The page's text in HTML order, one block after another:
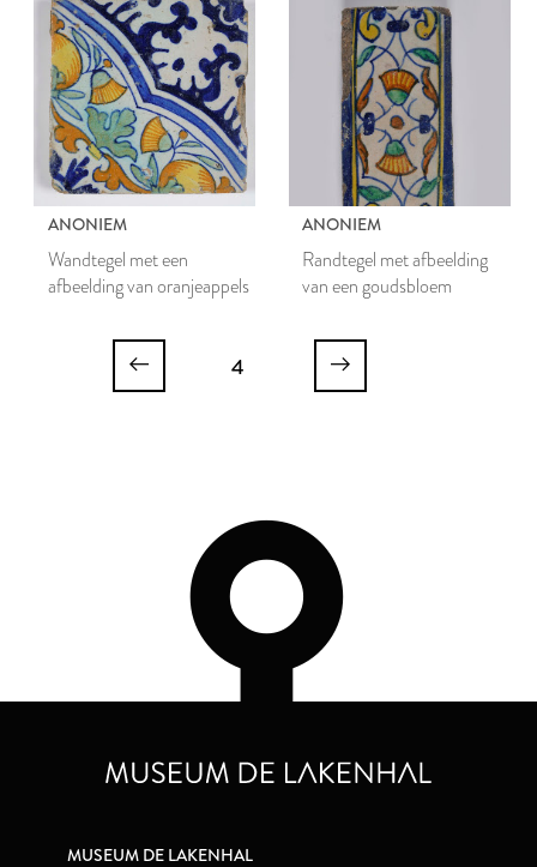
ANONIEM
Wandtegel met een
afbeelding van oranjeappels
ANONIEM
Randtegel met afbeelding
van een goudsbloem
4
MUSEUM DE LAKENHAL